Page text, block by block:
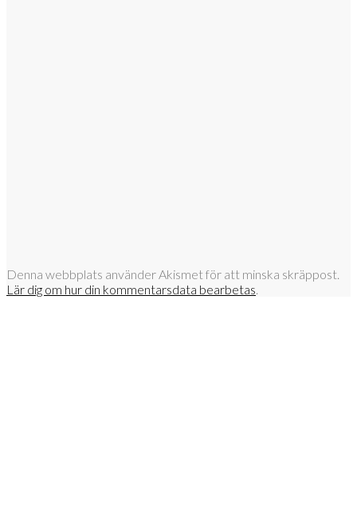
Denna webbplats använder Akismet för att minska skräppost.
Lär dig om hur din kommentarsdata bearbetas.